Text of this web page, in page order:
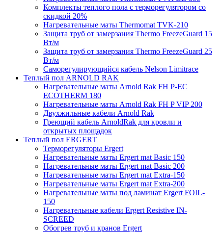
Комплекты теплого пола с терморегулятором со
скидкой 20%
Нагревательные маты Thermomat TVK-210
Защита труб от замерзания Thermo FreezeGuard 15
Вт/м
Защита труб от замерзания Thermo FreezeGuard 25
Вт/м
Саморегулирующийся кабель Nelson Limitrace
Теплый пол ARNOLD RAK
Нагревательные маты Arnold Rak FH P-EC
ECOTHERM 180
Нагревательные маты Arnold Rak FH P VIP 200
Двухжильные кабели Arnold Rak
Греющий кабель ArnoldRak для кровли и
открытых площадок
Теплый пол ERGERT
Терморегуляторы Ergert
Нагревательные маты Ergert mat Basic 150
Нагревательные маты Ergert mat Basic 200
Нагревательные маты Ergert mat Extra-150
Нагревательные маты Ergert mat Extra-200
Нагревательные маты под ламинат Ergert FOIL-
150
Нагревательные кабели Ergert Resistive IN-
SCREED
Обогрев труб и кранов Ergert